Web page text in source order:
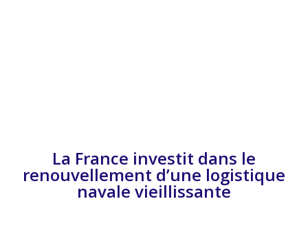
La France investit dans le
renouvellement d’une logistique
navale vieillissante